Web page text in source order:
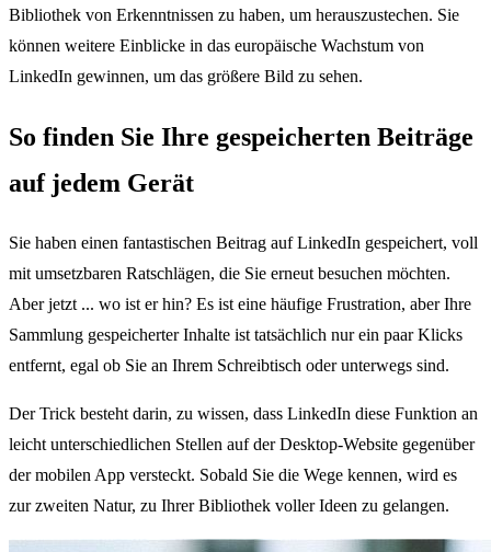
Bibliothek von Erkenntnissen zu haben, um herauszustechen. Sie
können weitere Einblicke in das europäische Wachstum von
LinkedIn gewinnen, um das größere Bild zu sehen.
So finden Sie Ihre gespeicherten Beiträge
auf jedem Gerät
Sie haben einen fantastischen Beitrag auf LinkedIn gespeichert, voll
mit umsetzbaren Ratschlägen, die Sie erneut besuchen möchten.
Aber jetzt ... wo ist er hin? Es ist eine häufige Frustration, aber Ihre
Sammlung gespeicherter Inhalte ist tatsächlich nur ein paar Klicks
entfernt, egal ob Sie an Ihrem Schreibtisch oder unterwegs sind.
Der Trick besteht darin, zu wissen, dass LinkedIn diese Funktion an
leicht unterschiedlichen Stellen auf der Desktop-Website gegenüber
der mobilen App versteckt. Sobald Sie die Wege kennen, wird es
zur zweiten Natur, zu Ihrer Bibliothek voller Ideen zu gelangen.